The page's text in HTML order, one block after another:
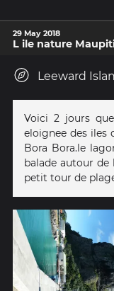
29 May 2018
L ile nature
Leeward
Voici 2 jours
eloignee des iles
Bora Bora.le
balade autour
petit tour de